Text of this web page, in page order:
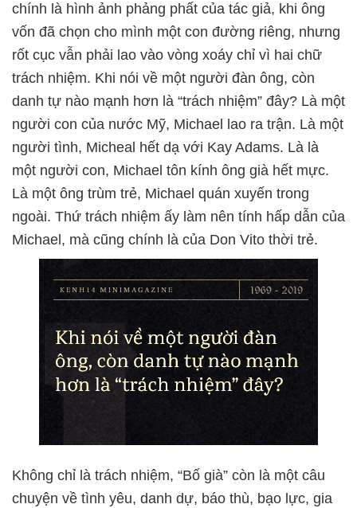
chính là hình ảnh phảng phất của tác giả, khi ông
vốn đã chọn cho mình một con đường riêng, nhưng
rốt cục vẫn phải lao vào vòng xoáy chỉ vì hai chữ
trách nhiệm. Khi nói về một người đàn ông, còn
danh tự nào mạnh hơn là “trách nhiệm” đây? Là một
người con của nước Mỹ, Michael lao ra trận. Là một
người tình, Micheal hết dạ với Kay Adams. Là là
một người con, Michael tôn kính ông già hết mực.
Là một ông trùm trẻ, Michael quán xuyến trong
ngoài. Thứ trách nhiệm ấy làm nên tính hấp dẫn của
Michael, mà cũng chính là của Don Vito thời trẻ.
Không chỉ là trách nhiệm, “Bố già” còn là một câu
chuyện về tình yêu, danh dự, báo thù, bạo lực, gia